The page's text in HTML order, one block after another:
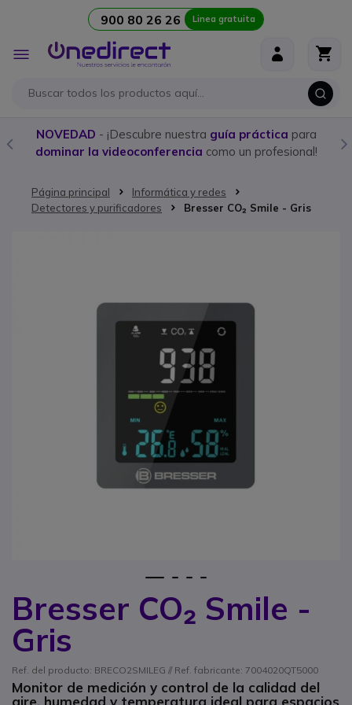
900 80 26 26 Linea gratuita
Toggle
Nav
NOVEDAD - ¡Descubre nuestra guía práctica para
dominar la videoconferencia como un profesional!
Página principal
Informática y redes
Detectores y purificadores
Bresser CO₂ Smile - Gris
Bresser CO₂ Smile -
Gris
Ref. del producto: BRECO2SMILEG // Ref. fabricante: 7004020QT5000
Monitor de medición y control de la calidad del
aire, humedad y temperatura ideal para espacios
Saltar al comienzo de la galería de imágenes